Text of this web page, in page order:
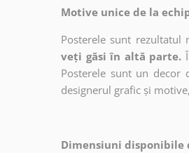
Motive unice de la
Posterele sunt rezultatul
veți găsi în altă parte.
Posterele sunt un decor
designerul grafic și
Dimensiuni disponibile